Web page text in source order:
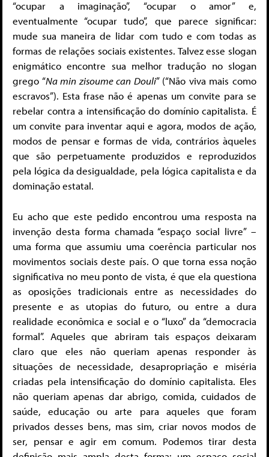
“ocupar a imaginação”, “ocupar o amor” e,
eventualmente “ocupar tudo”, que parece significar:
mude sua maneira de lidar com tudo e com todas as
formas de relações sociais existentes. Talvez esse slogan
enigmático encontre sua melhor tradução no slogan
grego “Na min zisoume can Douli” (“Não viva mais como
escravos”). Esta frase não é apenas um convite para se
rebelar contra a intensificação do domínio capitalista. É
um convite para inventar aqui e agora, modos de ação,
modos de pensar e formas de vida, contrários àqueles
que são perpetuamente produzidos e reproduzidos
pela lógica da desigualdade, pela lógica capitalista e da
dominação estatal.
Eu acho que este pedido encontrou uma resposta na
invenção desta forma chamada “espaço social livre” –
uma forma que assumiu uma coerência particular nos
movimentos sociais deste país. O que torna essa noção
significativa no meu ponto de vista, é que ela questiona
as oposições tradicionais entre as necessidades do
presente e as utopias do futuro, ou entre a dura
realidade econômica e social e o “luxo” da “democracia
formal”. Aqueles que abriram tais espaços deixaram
claro que eles não queriam apenas responder às
situações de necessidade, desapropriação e miséria
criadas pela intensificação do domínio capitalista. Eles
não queriam apenas dar abrigo, comida, cuidados de
saúde, educação ou arte para aqueles que foram
privados desses bens, mas sim, criar novos modos de
ser, pensar e agir em comum. Podemos tirar desta